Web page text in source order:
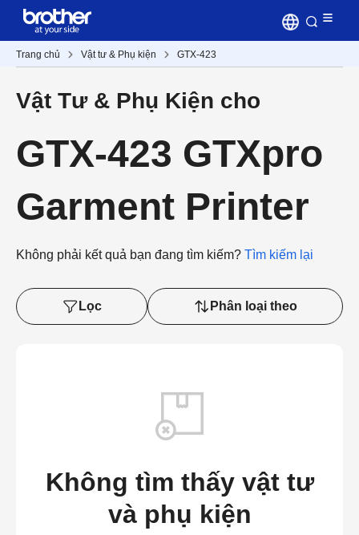
Trang chủ Vật tư & Phụ kiện GTX-423
Vật Tư & Phụ Kiện cho
GTX-423 GTXpro
Garment Printer
Không phải kết quả bạn đang tìm kiếm? Tìm kiếm lại
Lọc Phân loại theo
Không tìm thấy vật tư
và phụ kiện